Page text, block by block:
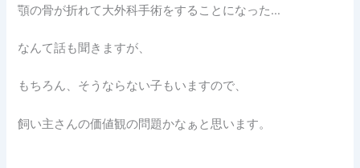
顎の骨が折れて大外科手術をすることになった…
なんて話も聞きますが、
もちろん、そうならない子もいますので、
飼い主さんの価値観の問題かなぁと思います。